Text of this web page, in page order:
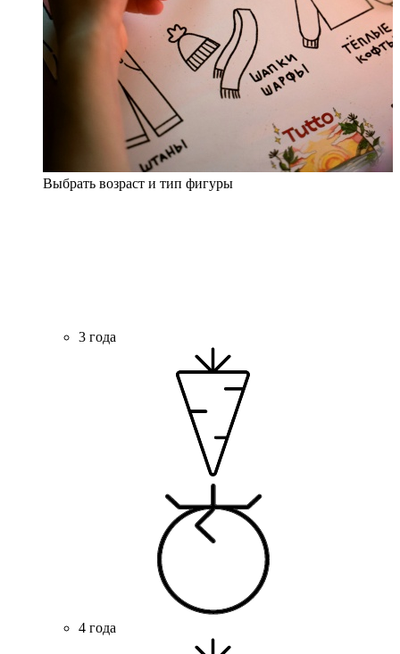
Выбрать возраст и тип фигуры
3 года
4 года